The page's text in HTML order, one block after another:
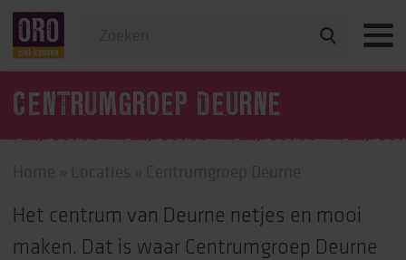
Veelgestelde vragen
CENTRUMGROEP DEURNE
Het centrum van Deurne netjes en mooi
maken. Dat is waar Centrumgroep Deurne